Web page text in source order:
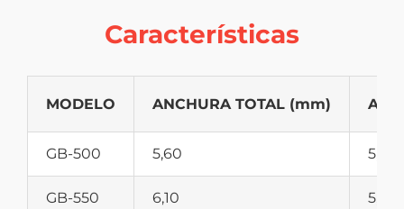
Características
MODELO ANCHURA TOTAL (mm)
GB-500 5,60 5,10
GB-550 6,10 5,60